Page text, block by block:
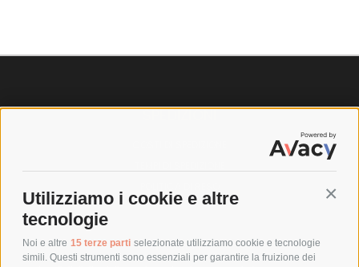
Utilizziamo i cookie e altre
tecnologie
Noi e altre 15 terze parti selezionate utilizziamo cookie e tecnologie
simili. Questi strumenti sono essenziali per garantire la fruizione dei
SPEDIZIONI
POLICY